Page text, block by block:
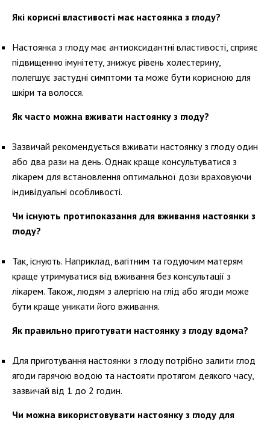
Які корисні властивості має настоянка з глоду?
Настоянка з глоду має антиоксидантні властивості, сприяє
підвищенню імунітету, знижує рівень холестерину,
полегшує застудні симптоми та може бути корисною для
шкіри та волосся.
Як часто можна вживати настоянку з глоду?
Зазвичай рекомендується вживати настоянку з глоду один
або два рази на день. Однак краще консультуватися з
лікарем для встановлення оптимальної дози враховуючи
індивідуальні особливості.
Чи існують протипоказання для вживання настоянки з
глоду?
Так, існують. Наприклад, вагітним та годуючим матерям
краще утримуватися від вживання без консультації з
лікарем. Також, людям з алергією на глід або ягоди може
бути краще уникати його вживання.
Як правильно приготувати настоянку з глоду вдома?
Для приготування настоянки з глоду потрібно залити глод
ягоди гарячою водою та настояти протягом деякого часу,
зазвичай від 1 до 2 годин.
Чи можна використовувати настоянку з глоду для